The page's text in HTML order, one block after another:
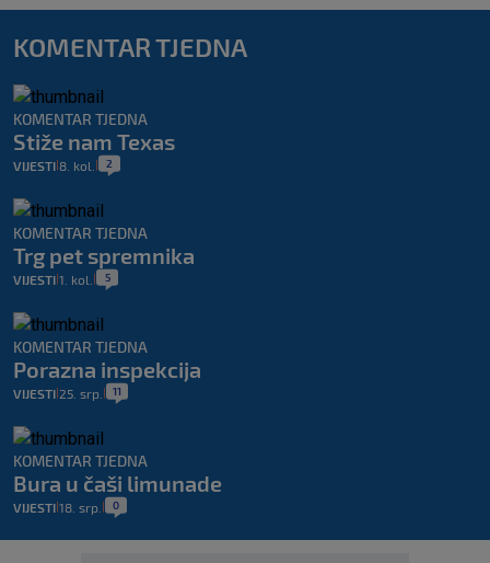
KOMENTAR TJEDNA
KOMENTAR TJEDNA
Stiže nam Texas
VIJESTI 8. kol. 2
KOMENTAR TJEDNA
Trg pet spremnika
VIJESTI 1. kol. 5
KOMENTAR TJEDNA
Porazna inspekcija
VIJESTI 25. srp. 11
KOMENTAR TJEDNA
Bura u čaši limunade
VIJESTI 18. srp. 0